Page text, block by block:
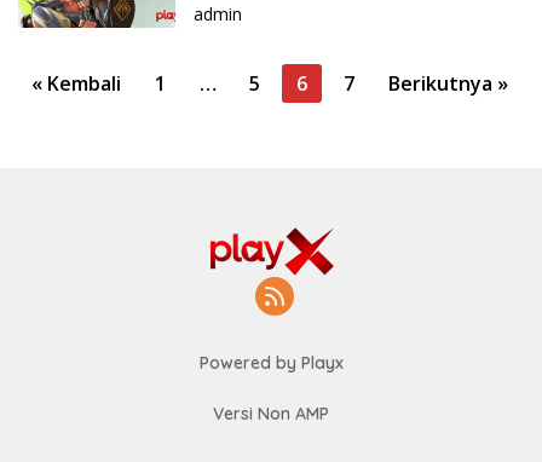
admin
« Kembali 1 … 5 6 7 Berikutnya »
Powered by Playx
Versi Non AMP